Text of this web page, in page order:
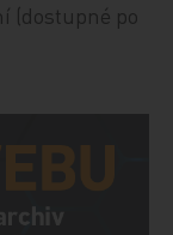
(dostupné po